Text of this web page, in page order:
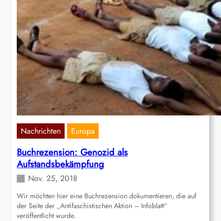
Nachrichten Europa
Buchrezension: Genozid als
Aufstandsbekämpfung
Nov. 25, 2018
Wir möchten hier eine Buchrezension dokumentieren, die auf
der Seite der „Antifaschistischen Aktion – Infoblatt“
veröffentlicht wurde.